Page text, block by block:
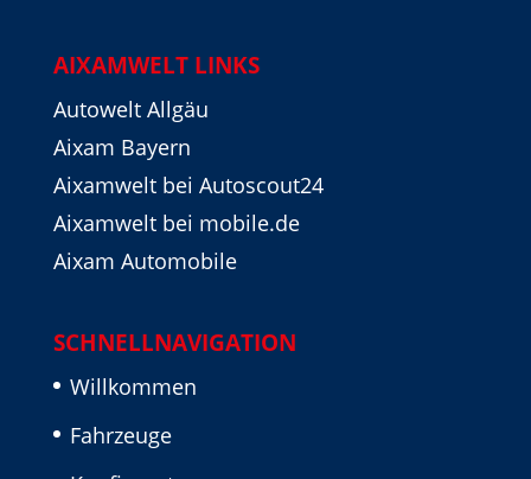
AIXAMWELT LINKS
Autowelt Allgäu
Aixam Bayern
Aixamwelt bei Autoscout24
Aixamwelt bei mobile.de
Aixam Automobile
SCHNELLNAVIGATION
Willkommen
Fahrzeuge